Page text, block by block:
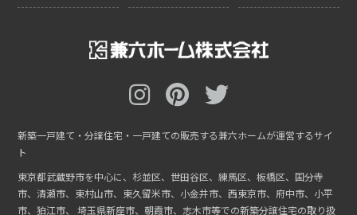
新築一戸建て・分譲住宅・一戸建ての販売する兼六ホームが運営するサイ
ト
東京都武蔵野市を中心に、杉並区、世田谷区、練馬区、板橋区、国分寺
市、清瀬市、東村山市、東久留米市、小金井市、西東京市、府中市、小平
市、狛江市、
埼玉県新座市、朝霞市、志木市等での新築分譲住宅の取り扱